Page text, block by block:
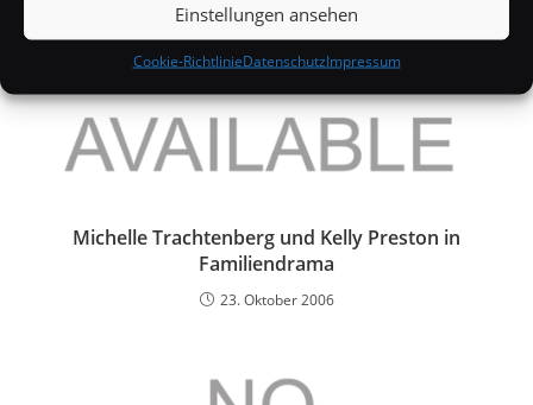
Einstellungen ansehen
Cookie-RichtlinieDatenschutzImpressum
Michelle Trachtenberg und Kelly Preston in
Familiendrama
23. Oktober 2006